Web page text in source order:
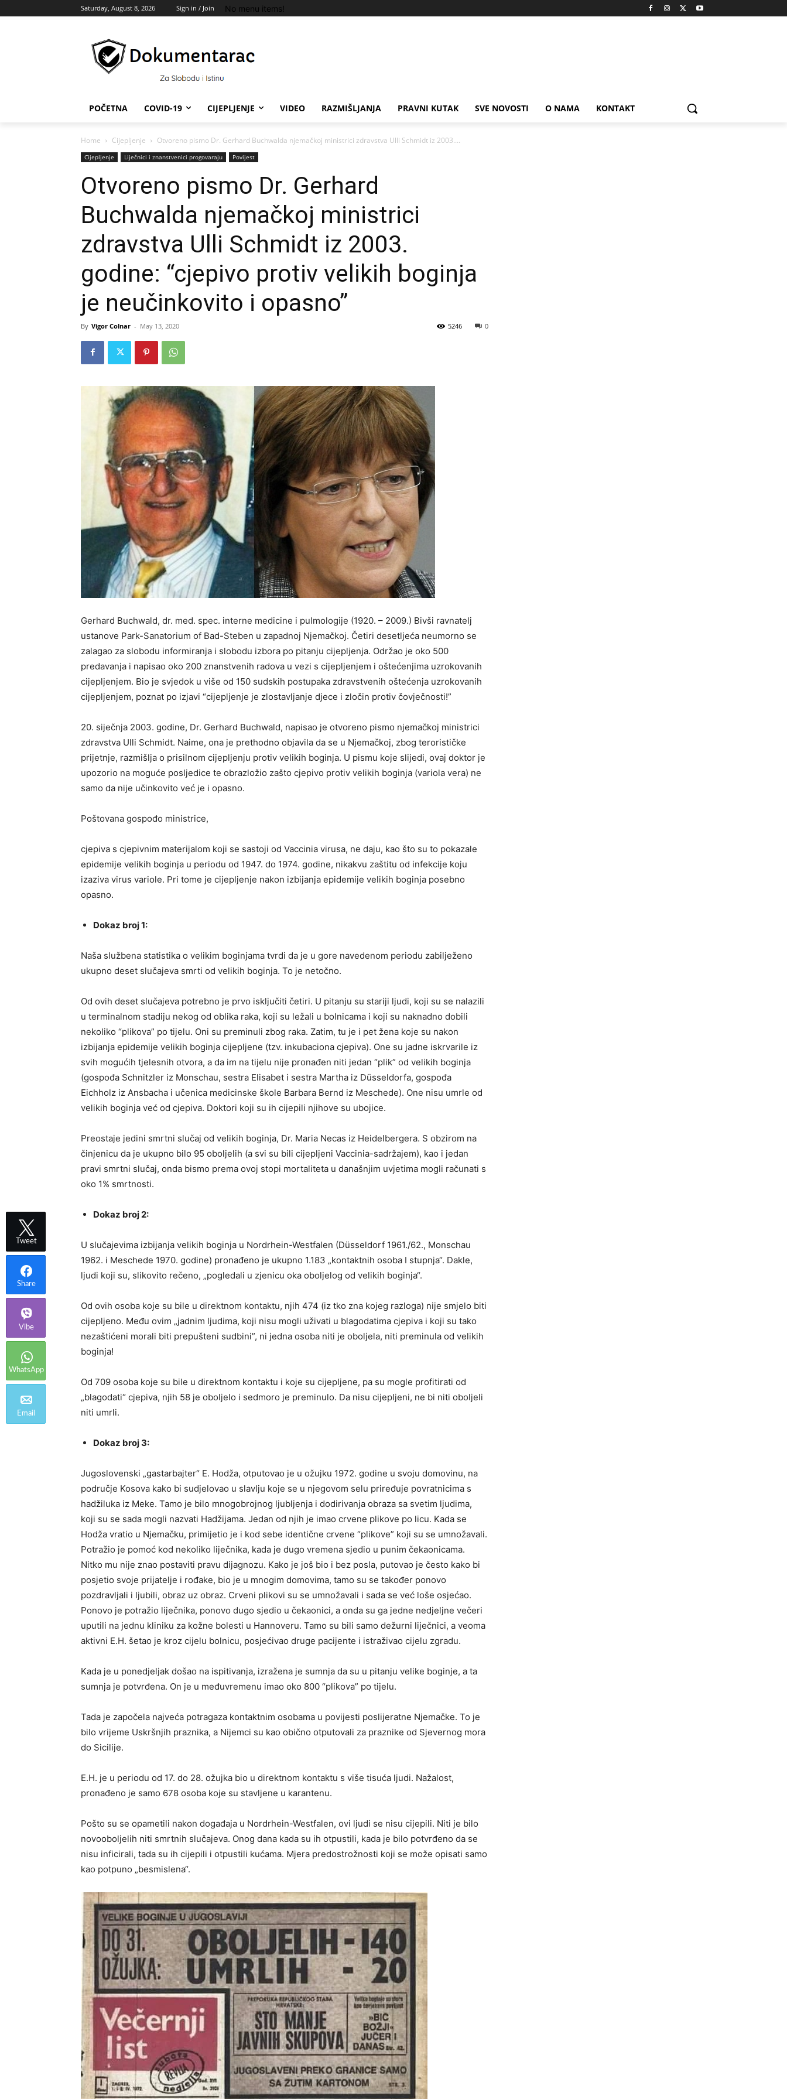
Saturday, August 8, 2026 Sign in / Join No menu items!
POČETNA COVID-19 CIJEPLJENJE VIDEO RAZMIŠLJANJA PRAVNI KUTAK SVE NOVOSTI O NAMA KONTAKT
Home Cijepljenje Otvoreno pismo Dr. Gerhard Buchwalda njemačkoj ministrici zdravstva Ulli Schmidt iz 2003....
Cijepljenje Liječnici i znanstvenici progovaraju Povijest
Otvoreno pismo Dr. Gerhard
Buchwalda njemačkoj ministrici
zdravstva Ulli Schmidt iz 2003.
godine: “cjepivo protiv velikih boginja
je neučinkovito i opasno”
By Vigor Colnar - May 13, 2020 0
5246
Gerhard Buchwald, dr. med. spec. interne medicine i pulmologije (1920. – 2009.) Bivši ravnatelj
ustanove Park-Sanatorium of Bad-Steben u zapadnoj Njemačkoj. Četiri desetljeća neumorno se
zalagao za slobodu informiranja i slobodu izbora po pitanju cijepljenja. Održao je oko 500
predavanja i napisao oko 200 znanstvenih radova u vezi s cijepljenjem i oštećenjima uzrokovanih
cijepljenjem. Bio je svjedok u više od 150 sudskih postupaka zdravstvenih oštećenja uzrokovanih
cijepljenjem, poznat po izjavi “cijepljenje je zlostavljanje djece i zločin protiv čovječnosti!”
20. siječnja 2003. godine, Dr. Gerhard Buchwald, napisao je otvoreno pismo njemačkoj ministrici
zdravstva Ulli Schmidt. Naime, ona je prethodno objavila da se u Njemačkoj, zbog terorističke
prijetnje, razmišlja o prisilnom cijepljenju protiv velikih boginja. U pismu koje slijedi, ovaj doktor je
upozorio na moguće posljedice te obrazložio zašto cjepivo protiv velikih boginja (variola vera) ne
samo da nije učinkovito već je i opasno.
Poštovana gospođo ministrice,
cjepiva s cjepivnim materijalom koji se sastoji od Vaccinia virusa, ne daju, kao što su to pokazale
epidemije velikih boginja u periodu od 1947. do 1974. godine, nikakvu zaštitu od infekcije koju
izaziva virus variole. Pri tome je cijepljenje nakon izbijanja epidemije velikih boginja posebno
opasno.
Dokaz broj 1:
Naša službena statistika o velikim boginjama tvrdi da je u gore navedenom periodu zabilježeno
ukupno deset slučajeva smrti od velikih boginja. To je netočno.
Od ovih deset slučajeva potrebno je prvo isključiti četiri. U pitanju su stariji ljudi, koji su se nalazili
u terminalnom stadiju nekog od oblika raka, koji su ležali u bolnicama i koji su naknadno dobili
nekoliko “plikova” po tijelu. Oni su preminuli zbog raka. Zatim, tu je i pet žena koje su nakon
izbijanja epidemije velikih boginja cijepljene (tzv. inkubaciona cjepiva). One su jadne iskrvarile iz
svih mogućih tjelesnih otvora, a da im na tijelu nije pronađen niti jedan “plik” od velikih boginja
(gospođa Schnitzler iz Monschau, sestra Elisabet i sestra Martha iz Düsseldorfa, gospođa
Eichholz iz Ansbacha i učenica medicinske škole Barbara Bernd iz Meschede). One nisu umrle od
velikih boginja već od cjepiva. Doktori koji su ih cijepili njihove su ubojice.
Preostaje jedini smrtni slučaj od velikih boginja, Dr. Maria Necas iz Heidelbergera. S obzirom na
činjenicu da je ukupno bilo 95 oboljelih (a svi su bili cijepljeni Vaccinia-sadržajem), kao i jedan
pravi smrtni slučaj, onda bismo prema ovoj stopi mortaliteta u današnjim uvjetima mogli računati s
oko 1% smrtnosti.
Dokaz broj 2:
U slučajevima izbijanja velikih boginja u Nordrhein-Westfalen (Düsseldorf 1961./62., Monschau
1962. i Meschede 1970. godine) pronađeno je ukupno 1.183 „kontaktnih osoba I stupnja“. Dakle,
ljudi koji su, slikovito rečeno, „pogledali u zjenicu oka oboljelog od velikih boginja“.
Od ovih osoba koje su bile u direktnom kontaktu, njih 474 (iz tko zna kojeg razloga) nije smjelo biti
cijepljeno. Među ovim „jadnim ljudima, koji nisu mogli uživati u blagodatima cjepiva i koji su tako
nezaštićeni morali biti prepušteni sudbini”, ni jedna osoba niti je oboljela, niti preminula od velikih
boginja!
Od 709 osoba koje su bile u direktnom kontaktu i koje su cijepljene, pa su mogle profitirati od
„blagodati“ cjepiva, njih 58 je oboljelo i sedmoro je preminulo. Da nisu cijepljeni, ne bi niti oboljeli
niti umrli.
Dokaz broj 3:
Jugoslovenski „gastarbajter“ E. Hodža, otputovao je u ožujku 1972. godine u svoju domovinu, na
područje Kosova kako bi sudjelovao u slavlju koje se u njegovom selu priređuje povratnicima s
hadžiluka iz Meke. Tamo je bilo mnogobrojnog ljubljenja i dodirivanja obraza sa svetim ljudima,
koji su se sada mogli nazvati Hadžijama. Jedan od njih je imao crvene plikove po licu. Kada se
Hodža vratio u Njemačku, primijetio je i kod sebe identične crvene “plikove” koji su se umnožavali.
Potražio je pomoć kod nekoliko liječnika, kada je dugo vremena sjedio u punim čekaonicama.
Nitko mu nije znao postaviti pravu dijagnozu. Kako je još bio i bez posla, putovao je često kako bi
posjetio svoje prijatelje i rođake, bio je u mnogim domovima, tamo su se također ponovo
pozdravljali i ljubili, obraz uz obraz. Crveni plikovi su se umnožavali i sada se već loše osjećao.
Ponovo je potražio liječnika, ponovo dugo sjedio u čekaonici, a onda su ga jedne nedjeljne večeri
uputili na jednu kliniku za kožne bolesti u Hannoveru. Tamo su bili samo dežurni liječnici, a veoma
aktivni E.H. šetao je kroz cijelu bolnicu, posjećivao druge pacijente i istraživao cijelu zgradu.
Kada je u ponedjeljak došao na ispitivanja, izražena je sumnja da su u pitanju velike boginje, a ta
sumnja je potvrđena. On je u međuvremenu imao oko 800 “plikova” po tijelu.
Tada je započela najveća potragaza kontaktnim osobama u povijesti poslijeratne Njemačke. To je
bilo vrijeme Uskršnjih praznika, a Nijemci su kao obično otputovali za praznike od Sjevernog mora
do Sicilije.
E.H. je u periodu od 17. do 28. ožujka bio u direktnom kontaktu s više tisuća ljudi. Nažalost,
pronađeno je samo 678 osoba koje su stavljene u karantenu.
Pošto su se opametili nakon događaja u Nordrhein-Westfalen, ovi ljudi se nisu cijepili. Niti je bilo
novooboljelih niti smrtnih slučajeva. Onog dana kada su ih otpustili, kada je bilo potvrđeno da se
nisu inficirali, tada su ih cijepili i otpustili kućama. Mjera predostrožnosti koji se može opisati samo
kao potpuno „besmislena“.
Tweet
Share
Vibe
WhatsApp
Email